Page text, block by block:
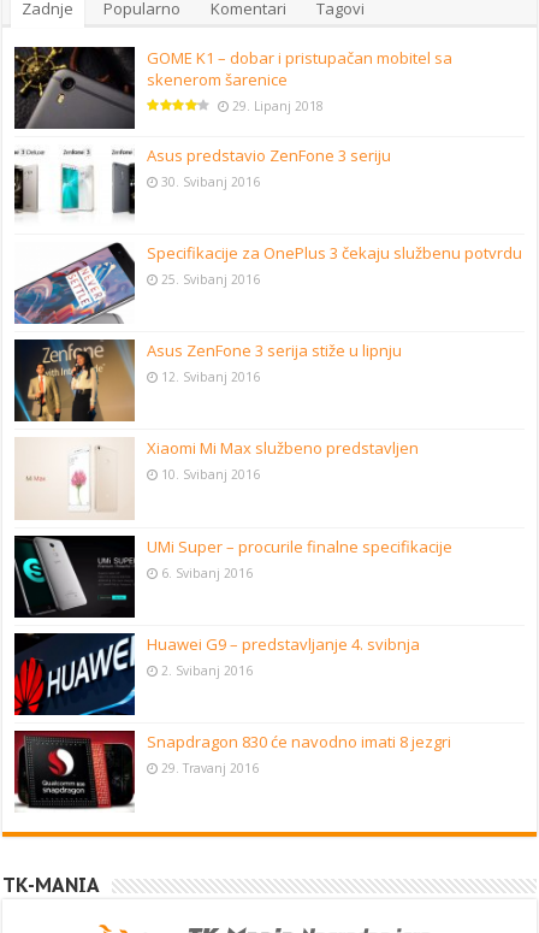
Zadnje Popularno Komentari Tagovi
GOME K1 – dobar i pristupačan mobitel sa
skenerom šarenice
29. Lipanj 2018
Asus predstavio ZenFone 3 seriju
30. Svibanj 2016
Specifikacije za OnePlus 3 čekaju službenu potvrdu
25. Svibanj 2016
Asus ZenFone 3 serija stiže u lipnju
12. Svibanj 2016
Xiaomi Mi Max službeno predstavljen
10. Svibanj 2016
UMi Super – procurile finalne specifikacije
6. Svibanj 2016
Huawei G9 – predstavljanje 4. svibnja
2. Svibanj 2016
Snapdragon 830 će navodno imati 8 jezgri
29. Travanj 2016
TK-MANIA